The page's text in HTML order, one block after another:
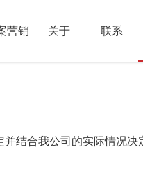
营销 关于 联系
结合我公司的实际情况